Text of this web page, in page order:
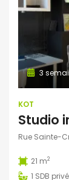
3
KOT
Rue Sainte-
21 m2
1 SDB